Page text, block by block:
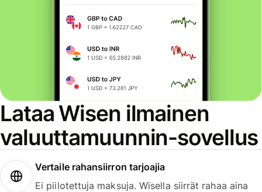
Lataa Wisen ilmainen
valuuttamuunnin-sovellus
Vertaile rahansiirron tarjoajia
Ei piilotettuja maksuja. Wisella siirrät rahaa aina